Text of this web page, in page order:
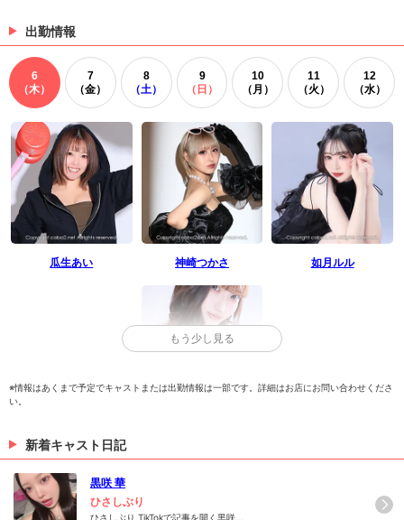
出勤情報
6
（木）
7
（金）
8
（土）
9
（日）
10
（月）
11
（火）
12
（水）
瓜生あい 神崎つかさ 如月ルル
もう少し見る
※情報はあくまで予定でキャストまたは出勤情報は一部です。詳細はお店にお問い合わせくださ
い。
新着キャスト日記
黒咲 華
ひさしぶり
ひさしぶり TikTokで記事を開く黒咲...